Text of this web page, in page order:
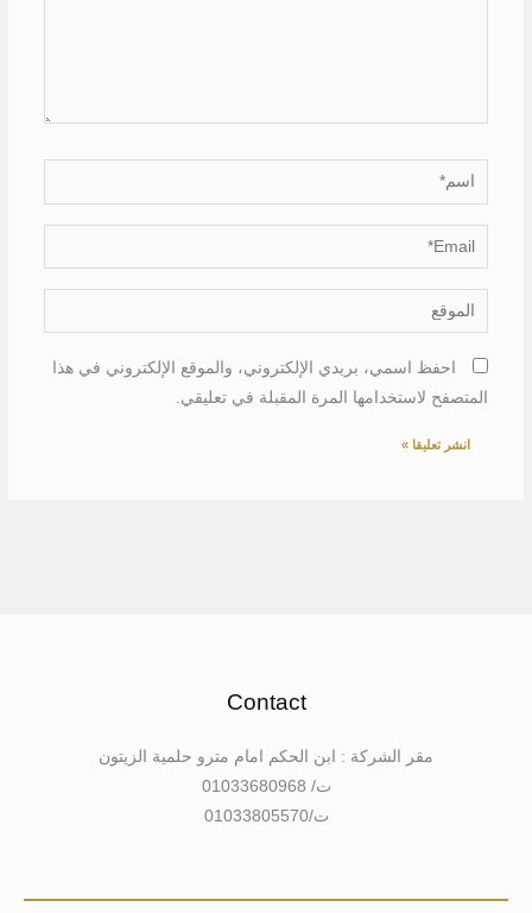
اسم*
Email*
الموقع
احفظ اسمي، بريدي الإلكتروني، والموقع الإلكتروني في هذا
المتصفح لاستخدامها المرة المقبلة في تعليقي.
Contact
مقر الشركة : ابن الحكم امام مترو حلمية الزيتون
ت/ 01033680968
ت/01033805570